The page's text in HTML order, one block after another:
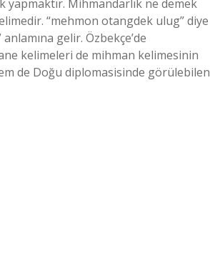
yapmaktır. Mihmandarlık ne demek
“mehmon otangdek ulug” diye
gelir. Özbekçe’de
kelimeleri de mihman kelimesinin
de Doğu diplomasisinde görülebilen